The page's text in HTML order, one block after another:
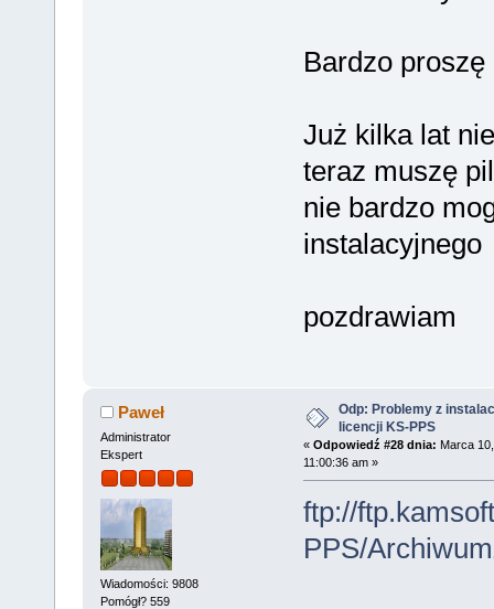
Bardzo proszę
Już kilka lat
teraz muszę
nie bardzo
instalacyjnego
pozdrawiam
Paweł
Administrator
Ekspert
Wiadomości: 9808
Pomógł? 559
Odp: Problemy z
licencji KS-PPS
« Odpowiedź #28 dnia: Marca
11:00:36 am »
ftp://
PPS/